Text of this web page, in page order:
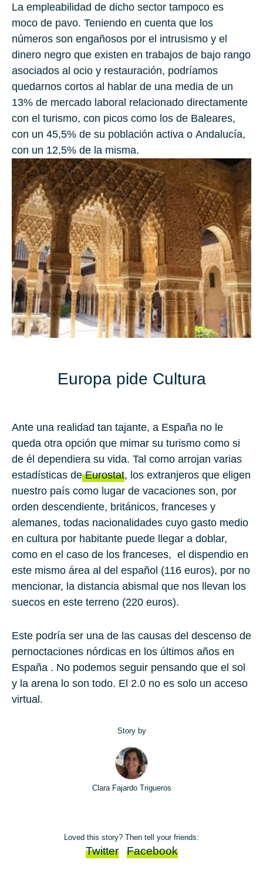
La empleabilidad de dicho sector tampoco es
moco de pavo. Teniendo en cuenta que los
números son engañosos por el intrusismo y el
dinero negro que existen en trabajos de bajo rango
asociados al ocio y restauración, podríamos
quedarnos cortos al hablar de una media de un
13% de mercado laboral relacionado directamente
con el turismo, con picos como los de Baleares,
con un 45,5% de su población activa o Andalucía,
con un 12,5% de la misma.
Europa pide Cultura
Ante una realidad tan tajante, a España no le
queda otra opción que mimar su turismo como si
de él dependiera su vida. Tal como arrojan varias
estadísticas deEurostat, los extranjeros que eligen
nuestro país como lugar de vacaciones son, por
orden descendiente, británicos, franceses y
alemanes, todas nacionalidades cuyo gasto medio
en cultura por habitante puede llegar a doblar,
como en el caso de los franceses, el dispendio en
este mismo área al del español (116 euros), por no
mencionar, la distancia abismal que nos llevan los
suecos en este terreno (220 euros).
Este podría ser una de las causas del descenso de
pernoctaciones nórdicas en los últimos años en
España . No podemos seguir pensando que el sol
y la arena lo son todo. El 2.0 no es solo un acceso
virtual.
Story by
Clara Fajardo Trigueros
Loved this story? Then tell your friends:
Twitter Facebook